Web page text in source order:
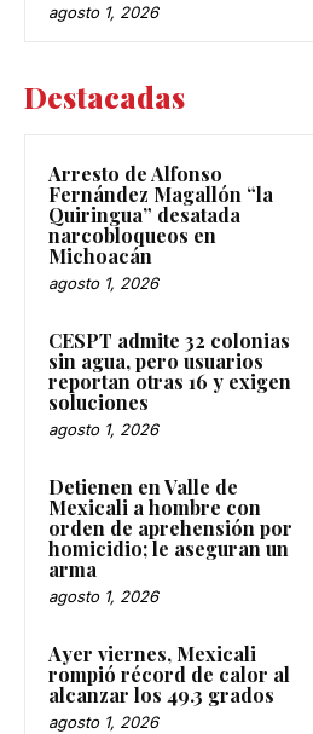
agosto 1, 2026
Destacadas
Arresto de Alfonso
Fernández Magallón “la
Quiringua” desatada
narcobloqueos en
Michoacán
agosto 1, 2026
CESPT admite 32 colonias
sin agua, pero usuarios
reportan otras 16 y exigen
soluciones
agosto 1, 2026
Detienen en Valle de
Mexicali a hombre con
orden de aprehensión por
homicidio; le aseguran un
arma
agosto 1, 2026
Ayer viernes, Mexicali
rompió récord de calor al
alcanzar los 49.3 grados
agosto 1, 2026